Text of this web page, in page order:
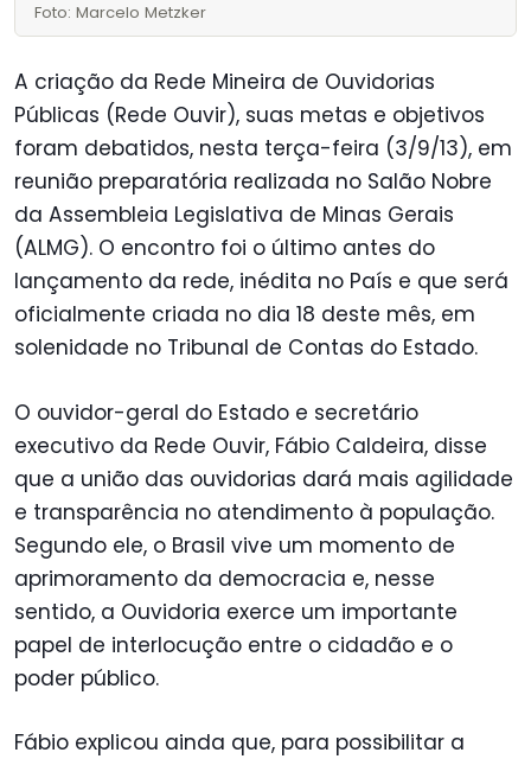
Foto: Marcelo Metzker
A criação da Rede Mineira de Ouvidorias
Públicas (Rede Ouvir), suas metas e objetivos
foram debatidos, nesta terça-feira (3/9/13), em
reunião preparatória realizada no Salão Nobre
da Assembleia Legislativa de Minas Gerais
(ALMG). O encontro foi o último antes do
lançamento da rede, inédita no País e que será
oficialmente criada no dia 18 deste mês, em
solenidade no Tribunal de Contas do Estado.
O ouvidor-geral do Estado e secretário
executivo da Rede Ouvir, Fábio Caldeira, disse
que a união das ouvidorias dará mais agilidade
e transparência no atendimento à população.
Segundo ele, o Brasil vive um momento de
aprimoramento da democracia e, nesse
sentido, a Ouvidoria exerce um importante
papel de interlocução entre o cidadão e o
poder público.
Fábio explicou ainda que, para possibilitar a